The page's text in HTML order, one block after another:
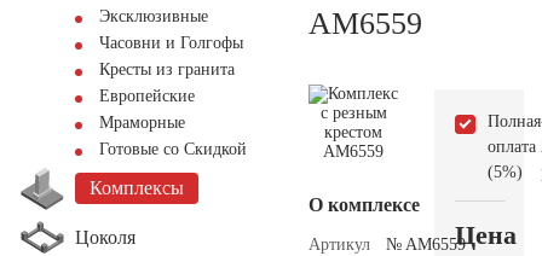
Эксклюзивные
Часовни и Голгофы
Кресты из гранита
Европейские
Мраморные
Готовые со Скидкой
Комплексы
Цоколя
AM6559
О комплексе
Артикул
№ AM6559
Полная
оплата
(5%)
Цена